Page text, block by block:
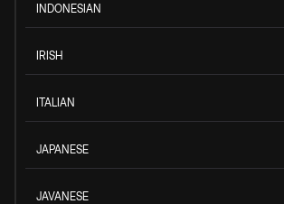
INDONESIAN
IRISH
ITALIAN
JAPANESE
JAVANESE